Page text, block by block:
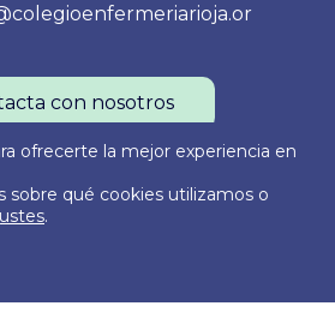
con nosotros
Política de Cookies
ofrecerte la mejor experiencia en
sobre qué cookies utilizamos o
.